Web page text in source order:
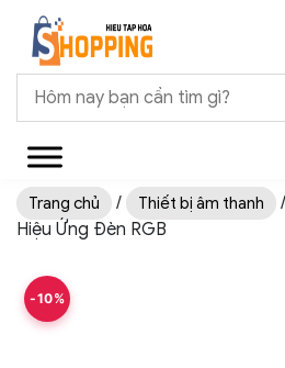
Trang chủ / Thiết bị âm thanh
Hiệu Ứng Đèn RGB
-10%